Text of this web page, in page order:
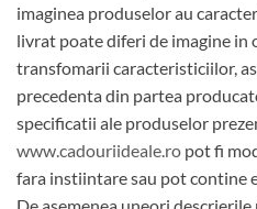
imaginea produselor au
livrat poate diferi de imagine in
transfomarii caracteristiciilor,
precedenta din partea
specificatii ale produselor
www.cadouriideale.ro pot fi
fara instiintare sau pot contine
De asemenea uneori